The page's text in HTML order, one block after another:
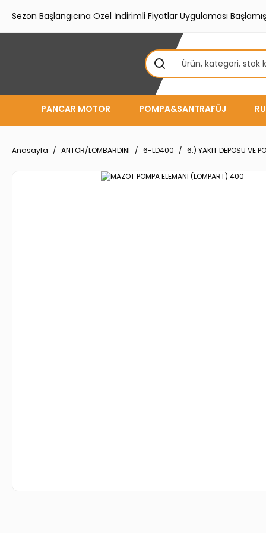
Sezon Başlangıcına Özel İndirimli Fiyatlar Uygulaması
PANCAR MOTOR POMPA&SANTRAFÜJ
Anasayfa ANTOR/LOMBARDINI 6-LD400 6.) YAKIT DEPOSU VE